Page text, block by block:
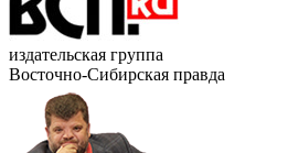
издательская группа
Восточно-Сибирская правда